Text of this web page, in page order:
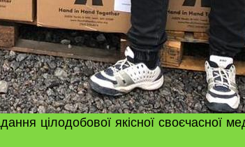
цілодобової якісної своєчасної